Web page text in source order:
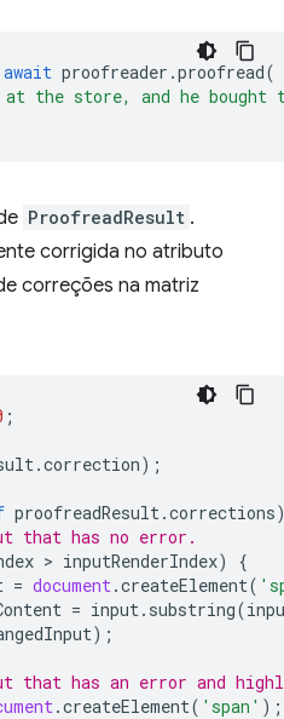
await proofreader .proofread(
at the store, and he
ProofreadResult .
corrigida no atributo
correções na matriz
;
.correction);
proofreadResult.corrections
that has no error.
> inputRenderIndex)
{
= document.createElement(
= input. substring(
);
that has an error and
.createElement( 'span' );